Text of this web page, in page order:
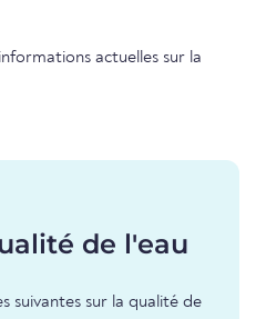
actuelles sur la
de l'eau
suivantes sur la qualité de